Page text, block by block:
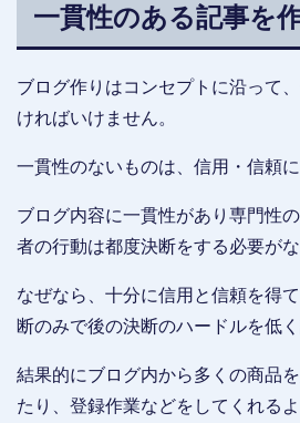
一貫性のある記事を
ブログ作りはコンセプトに沿って
ければいけません。
一貫性のないものは、信用・信頼に
ブログ内容に一貫性があり専門性
者の行動は都度決断をする必要がな
なぜなら、十分に信用と信頼を得
断のみで後の決断のハードルを低
結果的にブログ内から多くの商品
たり、登録作業などをしてくれるよ